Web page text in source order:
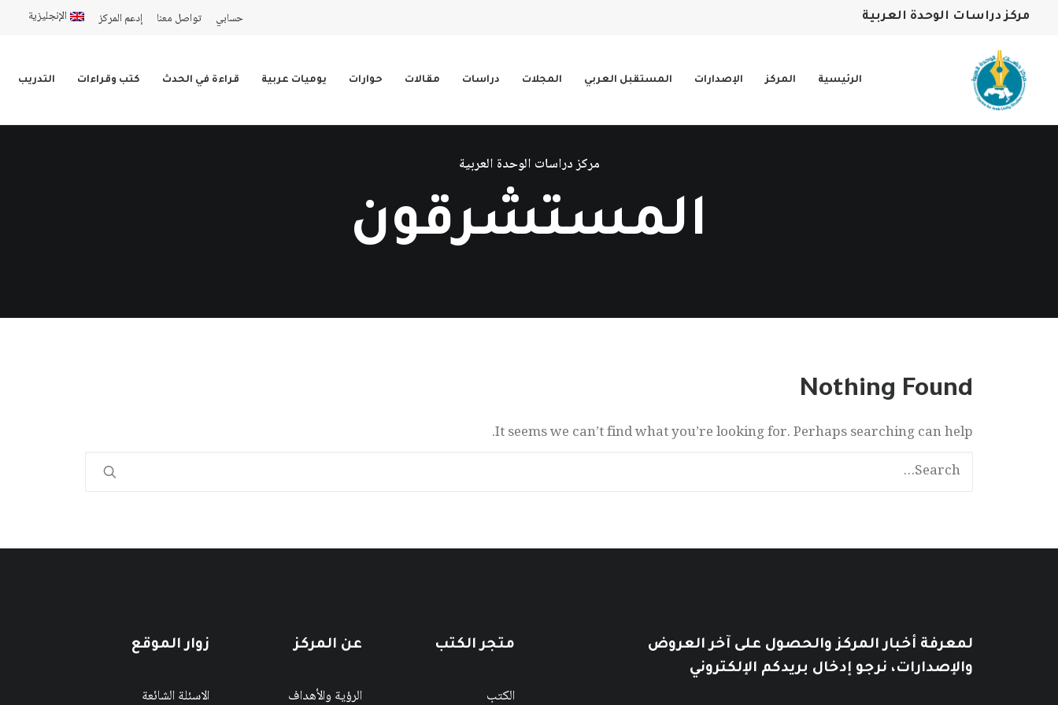
مركز دراسات الوحدة العربية حسابي تواصل معنا إدعم المركز الإنجليزية
الرئيسية المركز الإصدارات المستقبل العربي المجلات دراسات مقالات حوارات يوميات عربية قراءة في الحدث كتب وقراءات التدريب
مركز دراسات الوحدة العربية
المستشرقون
Nothing Found
It seems we can’t find what you’re looking for. Perhaps searching can help.
لمعرفة أخبار المركز والحصول على آخر العروض
والإصدارات، نرجو إدخال بريدكم الإلكتروني
متجر الكتب
الكتب
عن المركز
الرؤية والأهداف
زوار الموقع
الاسئلة الشائعة